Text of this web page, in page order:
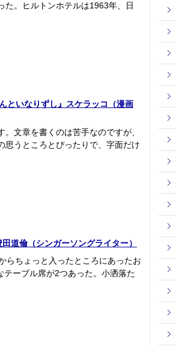
た。ヒルトンホテルは1963年、日
いなりずし』スケラッコ（漫画
文章を書くのは苦手なのですが、
思うところとぴったりで、字面だけ
道倫（シンガーソングライター）
らちょっと入ったところにあったお
ーブル席が2つあった。小洒落た